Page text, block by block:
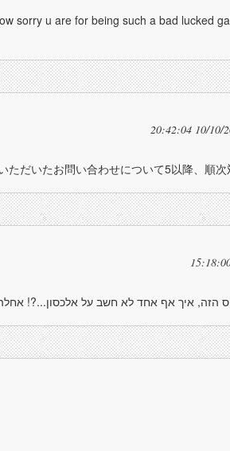
sorry u are for being such a bad lucked
10/10/2005
ただいたお問い合わせについて5以降、順次
הזה, איך אף אחד לא חשב על אלכסון...?!